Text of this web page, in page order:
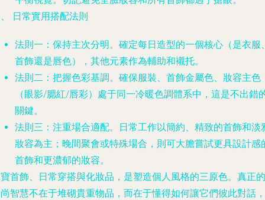
日常實用搭配法則
法則一：保持主次分明。確定每日造型的一個核心（是衣服
首飾還是唇色），其他元素作為輔助和襯托。
法則二：把握色彩基調。確保服裝、首飾金屬色、妝容主色
（眼影/腮紅/唇彩）處于同一冷暖色調體系中，這是不出錯
關鍵。
法則三：注重場合適配。日常工作以簡約、精致的首飾和淡
妝容為主；晚間聚會或特殊場合，則可大膽嘗試更具設計感
首飾和更濃郁的妝容。
首飾、日常穿搭與化妝品，是塑造個人風格的三原色。真正的
智慧不在于堆砌貴重物品，而在于懂得如何讓它們彼此對話，